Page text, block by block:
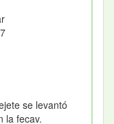
se levantó
la fecav.